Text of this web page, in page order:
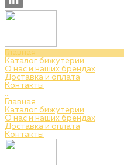
Главная
Каталог бижутерии
О нас и наших брендах
Доставка и оплата
Контакты
...
Главная
Каталог бижутерии
О нас и наших брендах
Доставка и оплата
Контакты